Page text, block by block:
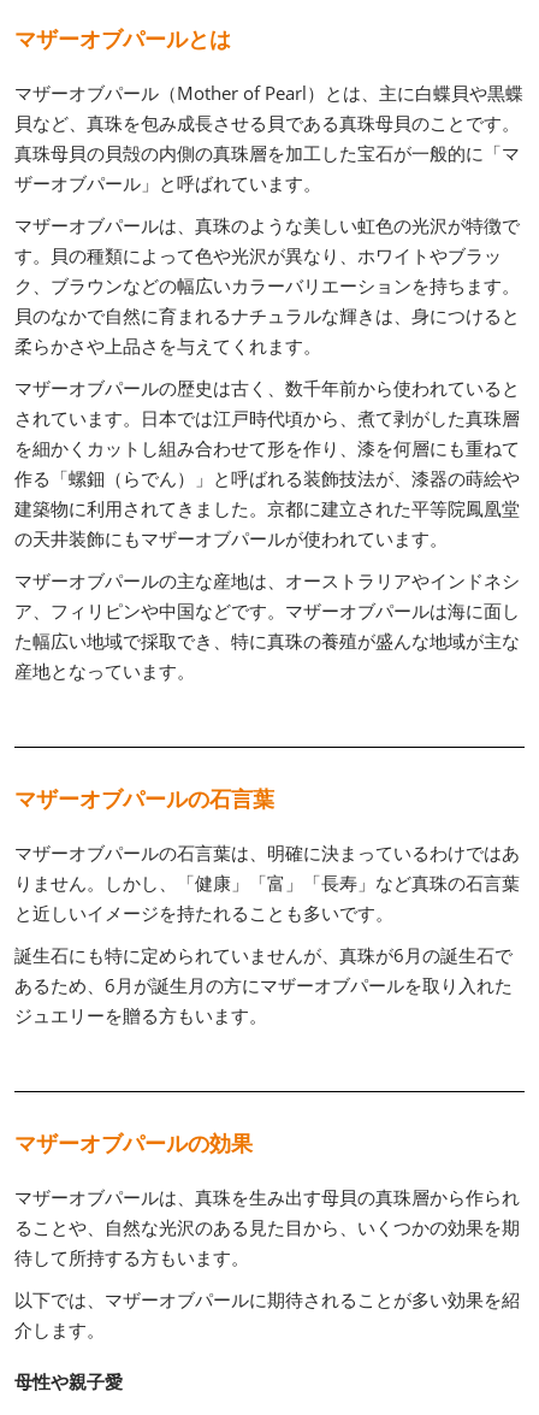
マザーオブパールとは
マザーオブパール（Mother of Pearl）とは、主に白蝶貝や黒蝶
貝など、真珠を包み成長させる貝である真珠母貝のことです。
真珠母貝の貝殻の内側の真珠層を加工した宝石が一般的に「マ
ザーオブパール」と呼ばれています。
マザーオブパールは、真珠のような美しい虹色の光沢が特徴で
す。貝の種類によって色や光沢が異なり、ホワイトやブラッ
ク、ブラウンなどの幅広いカラーバリエーションを持ちます。
貝のなかで自然に育まれるナチュラルな輝きは、身につけると
柔らかさや上品さを与えてくれます。
マザーオブパールの歴史は古く、数千年前から使われていると
されています。日本では江戸時代頃から、煮て剥がした真珠層
を細かくカットし組み合わせて形を作り、漆を何層にも重ねて
作る「螺鈿（らでん）」と呼ばれる装飾技法が、漆器の蒔絵や
建築物に利用されてきました。京都に建立された平等院鳳凰堂
の天井装飾にもマザーオブパールが使われています。
マザーオブパールの主な産地は、オーストラリアやインドネシ
ア、フィリピンや中国などです。マザーオブパールは海に面し
た幅広い地域で採取でき、特に真珠の養殖が盛んな地域が主な
産地となっています。
マザーオブパールの石言葉
マザーオブパールの石言葉は、明確に決まっているわけではあ
りません。しかし、「健康」「富」「長寿」など真珠の石言葉
と近しいイメージを持たれることも多いです。
誕生石にも特に定められていませんが、真珠が6月の誕生石で
あるため、6月が誕生月の方にマザーオブパールを取り入れた
ジュエリーを贈る方もいます。
マザーオブパールの効果
マザーオブパールは、真珠を生み出す母貝の真珠層から作られ
ることや、自然な光沢のある見た目から、いくつかの効果を期
待して所持する方もいます。
以下では、マザーオブパールに期待されることが多い効果を紹
介します。
母性や親子愛